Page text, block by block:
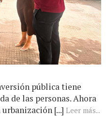
pública tiene
de las personas. Ahora
[...] Leer más...